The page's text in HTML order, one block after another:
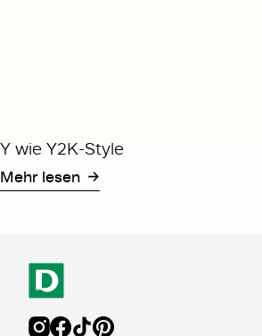
Y wie Y2K-Style
Mehr lesen